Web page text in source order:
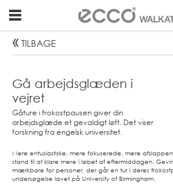
"
TILBAGE
Gå arbejdsglæden i
vejret
Gåture i frokostpausen giver din
arbejdsglæde et gevaldigt løft. Det viser
forskning fra engelsk universitet.
Mere entusiastiske, mere fokuserede, mere
stand til at klare mere i løbet af eftermiddagen.
mærkbare for personer, der går en tur i deres
undersøgelse lavet på University of Birmingham.